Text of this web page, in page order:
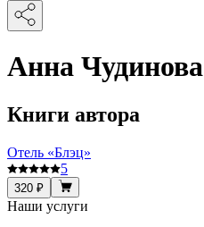
Анна Чудинова
Книги автора
Отель «Блэц»
5
320 ₽
Наши услуги